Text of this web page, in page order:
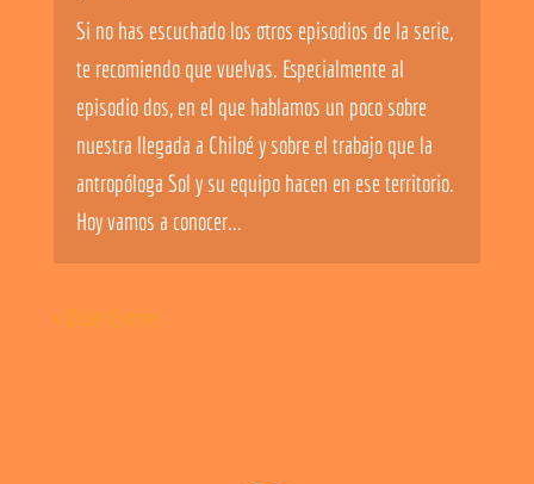
Si no has escuchado los otros episodios de la serie,
te recomiendo que vuelvas. Especialmente al
episodio dos, en el que hablamos un poco sobre
nuestra llegada a Chiloé y sobre el trabajo que la
antropóloga Sol y su equipo hacen en ese territorio.
Hoy vamos a conocer...
« Older Entries